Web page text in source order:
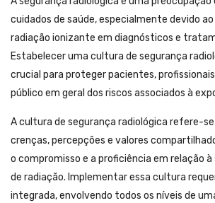
cuidados de saúde, especialmente devido
radiação ionizante em diagnósticos e
Estabelecer uma cultura de segurança
crucial para proteger pacientes, profissionais
público em geral dos riscos associados à
A cultura de segurança radiológica refere-
crenças, percepções e valores
o compromisso e a proficiência em relação à
de radiação. Implementar essa cultura
integrada, envolvendo todos os níveis de